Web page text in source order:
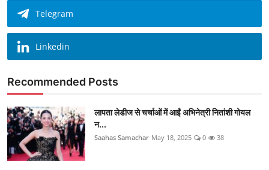
Telegram
Linkedin
Recommended Posts
लापता लेडीज से चर्चाओं में आईं अभिनेत्री नितांशी गोयल
न...
Saahas Samachar May 18, 2025 0 38